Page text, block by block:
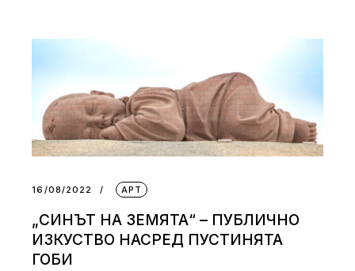
16/08/2022 АРТ
„СИНЪТ НА ЗЕМЯТА“ – ПУБЛИЧНО
ИЗКУСТВО НАСРЕД ПУСТИНЯТА
ГОБИ